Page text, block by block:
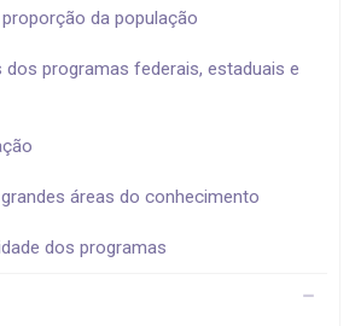
da população
dos programas federais, estaduais e
áreas do conhecimento
dos programas